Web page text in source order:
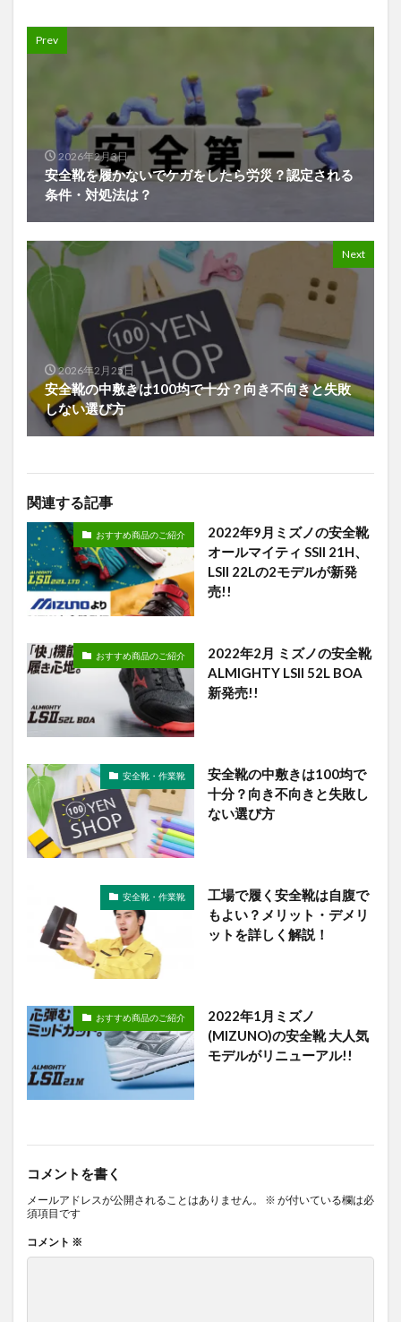
Prev
2026年2月3日
安全靴を履かないでケガをしたら労災？認定される
条件・対処法は？
Next
2026年2月25日
安全靴の中敷きは100均で十分？向き不向きと失敗
しない選び方
関連する記事
おすすめ商品のご紹介
2022年9月ミズノの安全靴
オールマイティ SSII 21H、
LSII 22Lの2モデルが新発
売!!
おすすめ商品のご紹介
2022年2月 ミズノの安全靴
ALMIGHTY LSll 52L BOA
新発売!!
安全靴・作業靴
安全靴の中敷きは100均で
十分？向き不向きと失敗し
ない選び方
安全靴・作業靴
工場で履く安全靴は自腹で
もよい？メリット・デメリ
ットを詳しく解説！
おすすめ商品のご紹介
2022年1月ミズノ
(MIZUNO)の安全靴 大人気
モデルがリニューアル!!
コメントを書く
メールアドレスが公開されることはありません。 ※ が付いている欄は必
須項目です
コメント ※